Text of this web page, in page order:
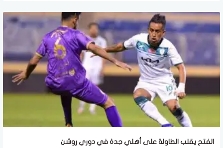
الفتح يقلب الطاولة على أهلي جدة في دوري روشن